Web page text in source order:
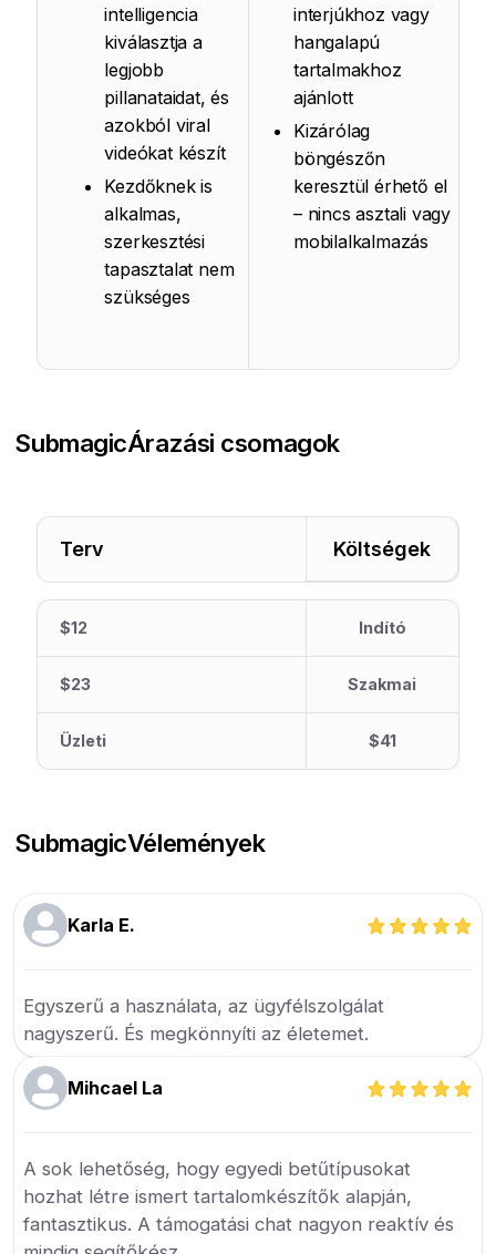
intelligencia
kiválasztja a
legjobb
pillanataidat, és
azokból viral
videókat készít
Kezdőknek is
alkalmas,
szerkesztési
tapasztalat nem
szükséges
interjúkhoz vagy
hangalapú
tartalmakhoz
ajánlott
Kizárólag
böngészőn
keresztül érhető el
– nincs asztali vagy
mobilalkalmazás
SubmagicÁrazási csomagok
Terv Költségek
$12 Indító
$23 Szakmai
Üzleti $41
SubmagicVélemények
Karla E.
Egyszerű a használata, az ügyfélszolgálat
nagyszerű. És megkönnyíti az életemet.
Mihcael La
A sok lehetőség, hogy egyedi betűtípusokat
hozhat létre ismert tartalomkészítők alapján,
fantasztikus. A támogatási chat nagyon reaktív és